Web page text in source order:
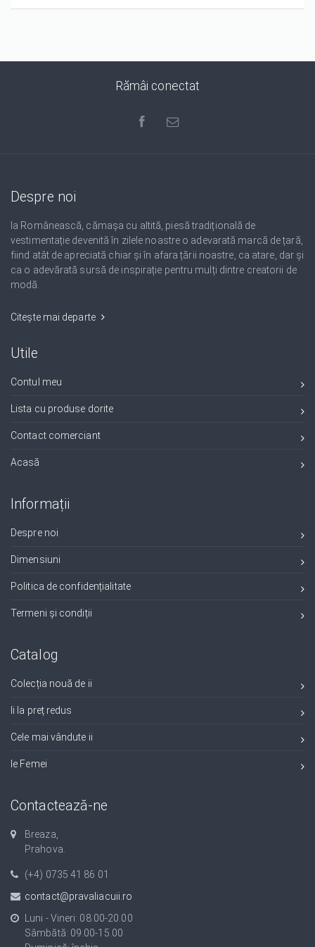
Rămâi conectat
Despre noi
Ia Românească, cămașa cu altită, piesă tradițională de
vestimentație devenită în zilele noastre o adevarată marcă de țară,
fiind atât de apreciată chiar și în afara țării noastre, ca atare, dar și
ca o adevărată sursă de inspirație pentru mulți dintre creatorii de
modă.
Citește mai departe
Utile
Contul meu
Lista cu produse dorite
Contact comerciant
Acasă
Informații
Despre noi
Dimensiuni
Politica de confidențialitate
Termeni și condiții
Catalog
Colecția nouă de ii
Ii la preț redus
Cele mai vândute ii
Ie Femei
Contactează-ne
Breaza,
Prahova.
(+4) 0735 41 86 01
contact@pravaliacuii.ro
Luni - Vineri: 08.00-20.00
Sâmbătă: 09.00-15.00